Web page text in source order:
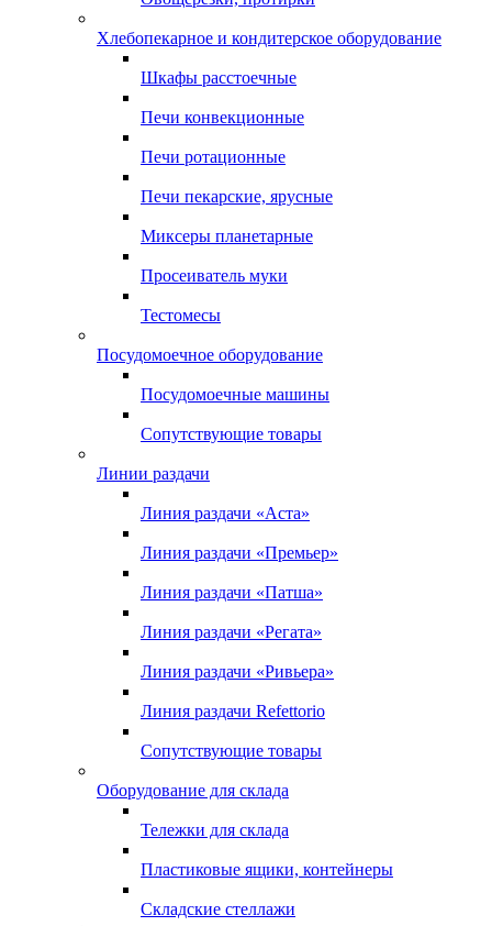
Хлебопекарное и кондитерское оборудование
Шкафы расстоечные
Печи конвекционные
Печи ротационные
Печи пекарские, ярусные
Миксеры планетарные
Просеиватель муки
Тестомесы
Посудомоечное оборудование
Посудомоечные машины
Сопутствующие товары
Линии раздачи
Линия раздачи «Аста»
Линия раздачи «Премьер»
Линия раздачи «Патша»
Линия раздачи «Регата»
Линия раздачи «Ривьера»
Линия раздачи Refettorio
Сопутствующие товары
Оборудование для склада
Тележки для склада
Пластиковые ящики, контейнеры
Складские стеллажи